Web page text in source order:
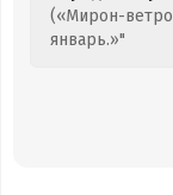
(«Мирон-
январь.»"